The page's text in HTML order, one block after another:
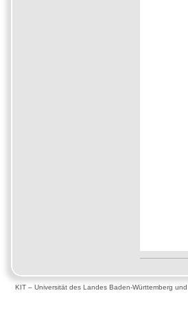
KIT – Universität des Landes Baden-Württemberg